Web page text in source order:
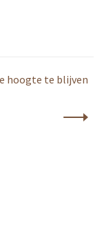
hoogte te blijven